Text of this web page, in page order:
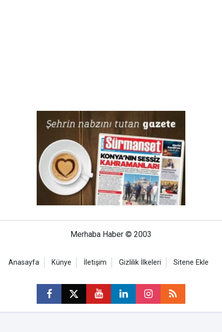
Merhaba Haber © 2003
Anasayfa Künye İletişim Gizlilik İlkeleri Sitene Ekle